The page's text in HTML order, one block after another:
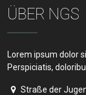
ÜBER NGS
Lorem ipsum dolor
Perspiciatis,
Straße der